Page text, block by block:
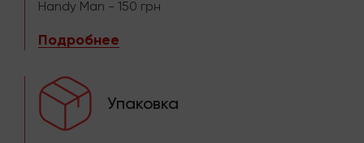
Handy Man - 150 грн
Подробнее
Упаковка